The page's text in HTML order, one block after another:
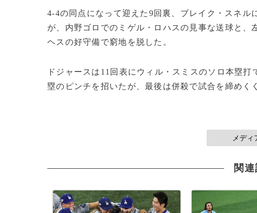
4‐4の同点になって迎えた9回裏、ブレイク・スネ
が、内野ゴロでのミゲル・ロハスの見事な送球と
ヘスの好守備で窮地を脱した。
ドジャースは11回表にウィル・スミスのソロ本塁
塁のピンチを招いたが、最後は併殺で試合を締めく
メデ
関